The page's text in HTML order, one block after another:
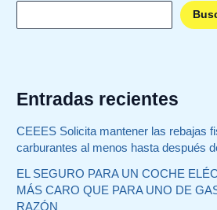
Entradas recientes
CEEES Solicita mantener las rebajas
carburantes al menos hasta después
EL SEGURO PARA UN COCHE
MÁS CARO QUE PARA UNO DE
RAZÓN